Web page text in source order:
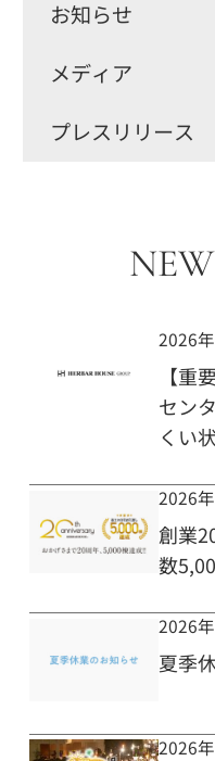
お知らせ
メディア
プレスリリース
2026
【重
セン
くい
2026
創業
数
2026
夏季
2026